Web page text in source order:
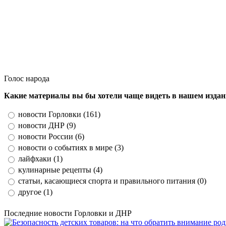
Голос народа
Какие материалы вы бы хотели чаще видеть в нашем
новости Горловки (161)
новости ДНР (9)
новости России (6)
новости о событиях в мире (3)
лайфхаки (1)
кулинарные рецепты (4)
статьи, касающиеся спорта и правильного питания (0)
другое (1)
Последние новости Горловки и ДНР